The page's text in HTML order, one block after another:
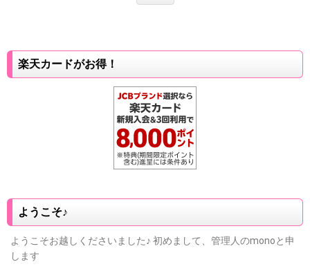
楽天カードがお得！
ようこそ♪
ようこそお越しくださいました♪ 初めまして、管理人のmonoと申
します